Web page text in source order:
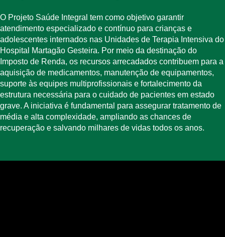
O Projeto Saúde Integral tem como objetivo garantir
atendimento especializado e contínuo para crianças e
adolescentes internados nas Unidades de Terapia Intensiva do
Hospital Martagão Gesteira. Por meio da destinação do
Imposto de Renda, os recursos arrecadados contribuem para a
aquisição de medicamentos, manutenção de equipamentos,
suporte às equipes multiprofissionais e fortalecimento da
estrutura necessária para o cuidado de pacientes em estado
grave. A iniciativa é fundamental para assegurar tratamento de
média e alta complexidade, ampliando as chances de
recuperação e salvando milhares de vidas todos os anos.